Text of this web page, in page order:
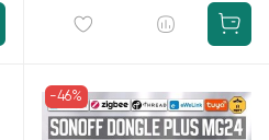
-46%